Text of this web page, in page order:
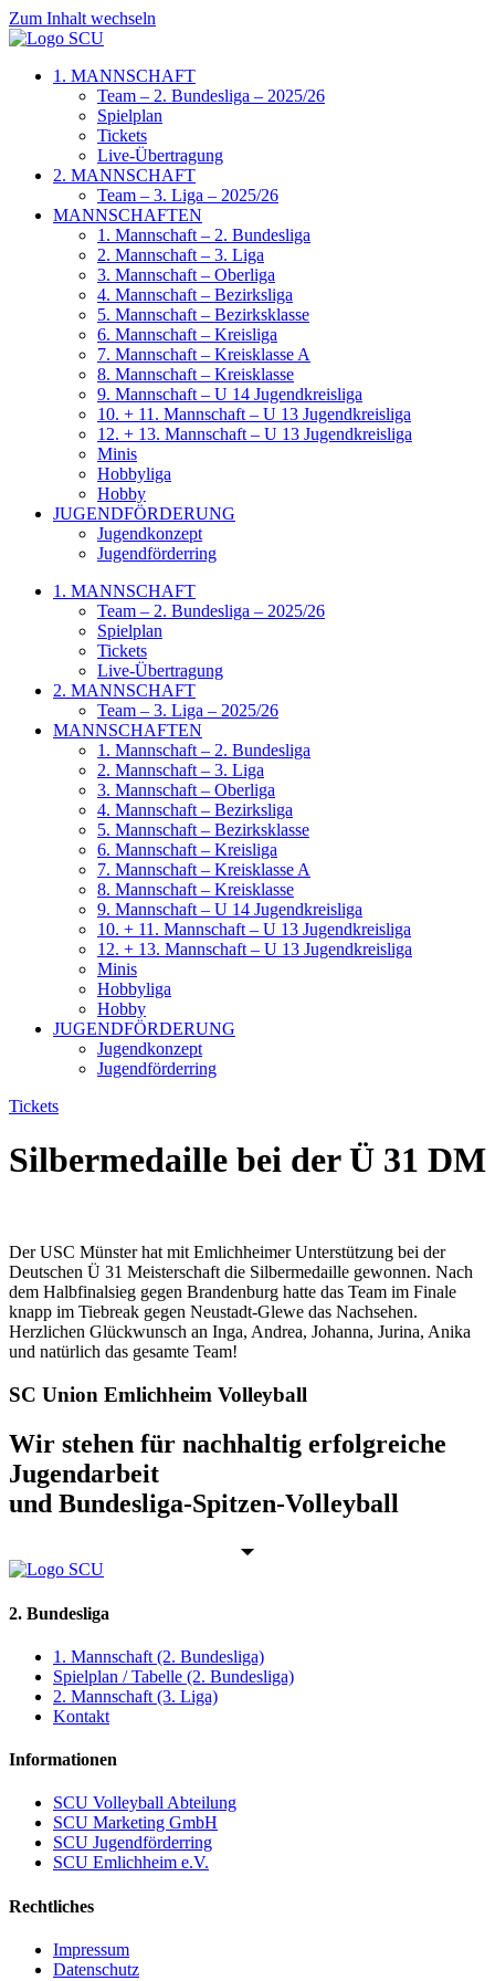
Zum Inhalt wechseln
1. MANNSCHAFT
Team – 2. Bundesliga – 2025/26
Spielplan
Tickets
Live-Übertragung
2. MANNSCHAFT
Team – 3. Liga – 2025/26
MANNSCHAFTEN
1. Mannschaft – 2. Bundesliga
2. Mannschaft – 3. Liga
3. Mannschaft – Oberliga
4. Mannschaft – Bezirksliga
5. Mannschaft – Bezirksklasse
6. Mannschaft – Kreisliga
7. Mannschaft – Kreisklasse A
8. Mannschaft – Kreisklasse
9. Mannschaft – U 14 Jugendkreisliga
10. + 11. Mannschaft – U 13 Jugendkreisliga
12. + 13. Mannschaft – U 13 Jugendkreisliga
Minis
Hobbyliga
Hobby
JUGENDFÖRDERUNG
Jugendkonzept
Jugendförderring
1. MANNSCHAFT
Team – 2. Bundesliga – 2025/26
Spielplan
Tickets
Live-Übertragung
2. MANNSCHAFT
Team – 3. Liga – 2025/26
MANNSCHAFTEN
1. Mannschaft – 2. Bundesliga
2. Mannschaft – 3. Liga
3. Mannschaft – Oberliga
4. Mannschaft – Bezirksliga
5. Mannschaft – Bezirksklasse
6. Mannschaft – Kreisliga
7. Mannschaft – Kreisklasse A
8. Mannschaft – Kreisklasse
9. Mannschaft – U 14 Jugendkreisliga
10. + 11. Mannschaft – U 13 Jugendkreisliga
12. + 13. Mannschaft – U 13 Jugendkreisliga
Minis
Hobbyliga
Hobby
JUGENDFÖRDERUNG
Jugendkonzept
Jugendförderring
Tickets
Silbermedaille bei der Ü 31 DM
Der USC Münster hat mit Emlichheimer Unterstützung bei der
Deutschen Ü 31 Meisterschaft die Silbermedaille gewonnen. Nach
dem Halbfinalsieg gegen Brandenburg hatte das Team im Finale
knapp im Tiebreak gegen Neustadt-Glewe das Nachsehen.
Herzlichen Glückwunsch an Inga, Andrea, Johanna, Jurina, Anika
und natürlich das gesamte Team!
SC Union Emlichheim Volleyball
Wir stehen für nachhaltig erfolgreiche
Jugendarbeit
und Bundesliga-Spitzen-Volleyball
2. Bundesliga
1. Mannschaft (2. Bundesliga)
Spielplan / Tabelle (2. Bundesliga)
2. Mannschaft (3. Liga)
Kontakt
Informationen
SCU Volleyball Abteilung
SCU Marketing GmbH
SCU Jugendförderring
SCU Emlichheim e.V.
Rechtliches
Impressum
Datenschutz